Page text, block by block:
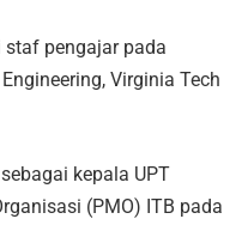
pengajar pada
Virginia Tech
kepala UPT
(PMO) ITB pada